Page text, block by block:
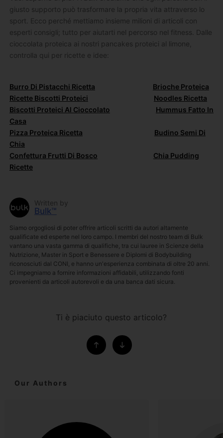
giusto supporto può trasformare la propria vita attraverso lo
sport. Ecco perché mettiamo insieme milioni di articoli con
esperti consigli; tutto per aiutarti nel percorso nel fitness. Dalle
cioccolata proteica ai nostri pancakes proteici al limone,
controlla qui per ricette e idee:
Burro Di Pistacchi Ricetta
Brioche Proteica
Ricette Biscotti Proteici
Noodles Ricetta
Biscotti Proteici Al Cioccolato
Hummus Fatto In
Casa
Pizza Proteica Ricetta
Budino Semi Di
Chia
Confettura Frutti Di Bosco
Chia Pudding
Ricette
Written by
Bulk™
Siamo orgogliosi di poter offrire articoli scritti da autori altamente
qualificate ed esperte nel loro campo. I membri del nostro team di Bulk
vantano una vasta gamma di qualifiche, tra cui lauree in Scienze della
Nutrizione, Master in Sport e Benessere e Diplomi di Bodybuilding
riconosciuti dal CONI, e hanno un'esperienza combinata di oltre 20 anni.
Ci impegniamo a fornire informazioni affidabili, utilizzando fonti
provenienti da articoli autorevoli e da una banca dati sicura.
Ti è piaciuto questo articolo?
Our Authors